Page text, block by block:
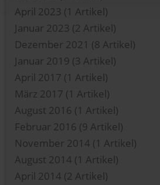
April 2023 (1 Artikel)
Januar 2023 (2 Artikel)
Dezember 2021 (8 Artikel)
Januar 2019 (3 Artikel)
April 2017 (1 Artikel)
März 2017 (1 Artikel)
August 2016 (1 Artikel)
Februar 2016 (9 Artikel)
November 2014 (1 Artikel)
August 2014 (1 Artikel)
April 2014 (2 Artikel)